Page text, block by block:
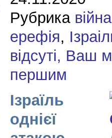
Рубрика війна
ерефія,
відсуті, Ваш
першим
Ізраїль
однієї